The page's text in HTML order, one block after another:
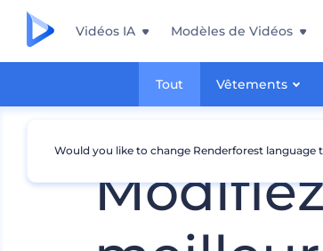
Vidéos IA Modèles de Vidéos
Tout Vêtements
Would you like to change Renderforest language